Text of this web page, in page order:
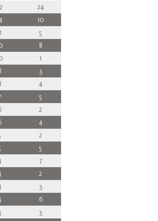
24
10
5
8
1
3
4
5
2
4
2
5
7
2
3
6
3